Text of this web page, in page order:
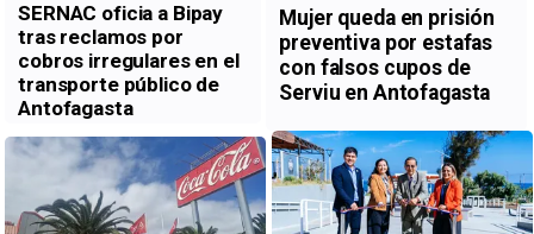
SERNAC oficia a Bipay
tras reclamos por
cobros irregulares en el
transporte público de
Antofagasta
Mujer queda en prisión
preventiva por estafas
con falsos cupos de
Serviu en Antofagasta